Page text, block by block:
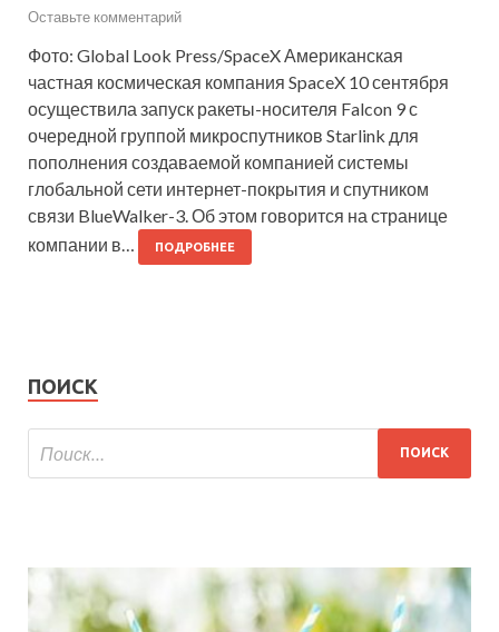
Оставьте комментарий
Фото: Global Look Press/SpaceX Американская
частная космическая компания SpaceX 10 сентября
осуществила запуск ракеты-носителя Falcon 9 с
очередной группой микроспутников Starlink для
пополнения создаваемой компанией системы
глобальной сети интернет-покрытия и спутником
связи BlueWalker-3. Об этом говорится на странице
компании в…
ПОДРОБНЕЕ
ПОИСК